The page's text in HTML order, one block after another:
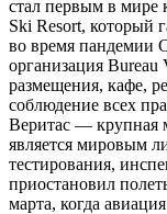
стал первым в мире
Ski Resort, который
во время пандемии
организация
размещения, кафе,
соблюдение всех
Веритас — крупная
является мировым
тестирования,
приостановил
марта, когда